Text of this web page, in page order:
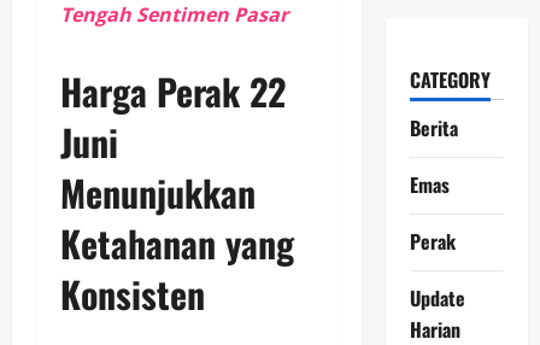
Tengah Sentimen Pasar
Harga Perak 22
Juni
Menunjukkan
Ketahanan yang
Konsisten
CATEGORY
Berita
Emas
Perak
Update
Harian